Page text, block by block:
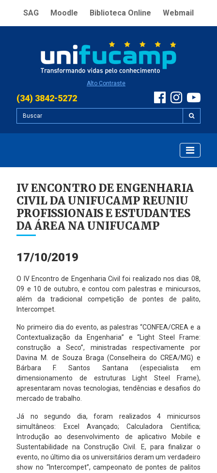
SAG Moodle Biblioteca Online Webmail
Alto Contraste
(34) 3842-5272
IV ENCONTRO DE ENGENHARIA
CIVIL DA UNIFUCAMP REUNIU
PROFISSIONAIS E ESTUDANTES
DA ÁREA NA UNIFUCAMP
17/10/2019
O IV Encontro de Engenharia Civil foi realizado nos dias 08,
09 e 10 de outubro, e contou com palestras e minicursos,
além da tradicional competição de pontes de palito,
Intercompet.
No primeiro dia do evento, as palestras “CONFEA/CREA e a
Contextualização da Engenharia” e “Light Steel Frame:
construção a Seco”, ministradas respectivamente por
Davina M. de Souza Braga (Conselheira do CREA/MG) e
Bárbara F. Santos Santana (especialista em
dimensionamento de estruturas Light Steel Frame),
apresentaram novas tecnologias, tendências e desafios do
mercado de trabalho.
Já no segundo dia, foram realizados 4 minicursos
simultâneos: Excel Avançado; Calculadora Científica;
Introdução ao desenvolvimento de aplicativo Mobile e
Sustentabilidade na Construção Civil. E, para finalizar o
evento, no último dia os universitários deram um verdadeiro
show no “Intercompet”, campeonato de pontes de palitos